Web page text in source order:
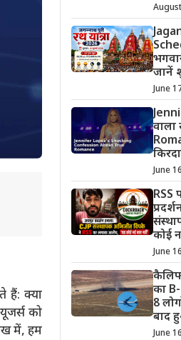
हैं: क्या
को
में, हम
जानें
June
वाला
June
RSS
कोई
June
का B-
8
बाद
June